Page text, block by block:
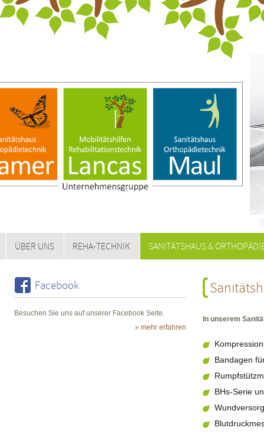
ÜBER UNS REHA-TECHNIK SANITÄTSHAUS &
In unserem
Bandagen
BHs-Serie
Facebook
Besuchen Sie uns auf unserer Facebook Seite.
» mehr erfahren